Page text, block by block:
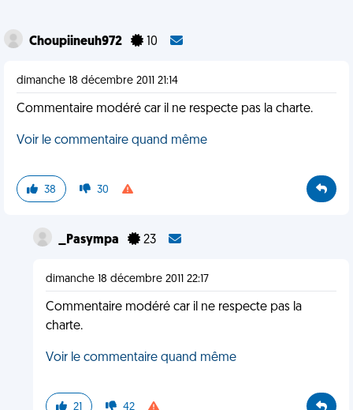
Choupiineuh972 10
dimanche 18 décembre 2011 21:14
Commentaire modéré car il ne respecte pas la charte.
Voir le commentaire quand même
38 30
_Pasympa 23
dimanche 18 décembre 2011 22:17
Commentaire modéré car il ne respecte pas la
charte.
Voir le commentaire quand même
21 42